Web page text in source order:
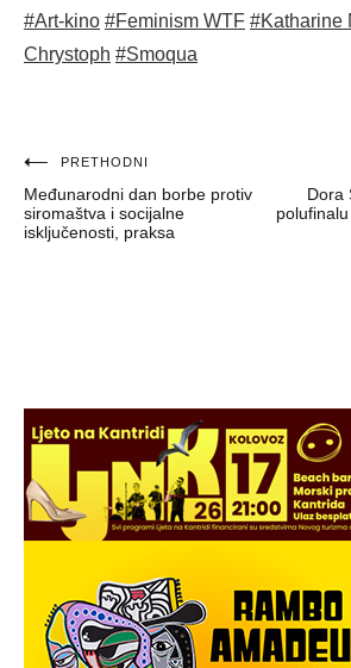
#Art-kino #Feminism WTF #Katharine
Chrystoph #Smoqua
Navigacija
objava
PRETHODNI
Međunarodni dan borbe protiv
siromaštva i socijalne
isključenosti, praksa
Dora